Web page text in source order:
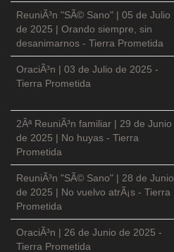
ReuniÃ³n "SÃ© Sano" | 05 de Julio
de 2025 | Orando siempre, sin
desanimarnos - Tierra Prometida
OraciÃ³n | 03 de Julio de 2025 -
Tierra Prometida
2Âª ReuniÃ³n familiar | 29 de Junio
de 2025 | No huyas - Tierra
Prometida
ReuniÃ³n "SÃ© Sano" | 28 de Junio
de 2025 | No vuelvo atrÃ¡s - Tierra
Prometida
OraciÃ³n | 26 de Junio de 2025 -
Tierra Prometida